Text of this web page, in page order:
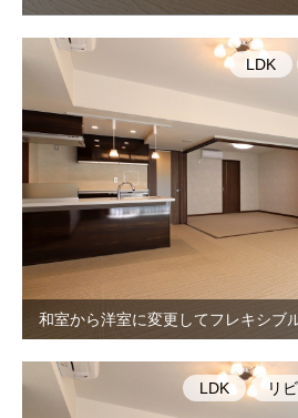
和室から洋室に変更してフレキシブ
LDK
LDK リ